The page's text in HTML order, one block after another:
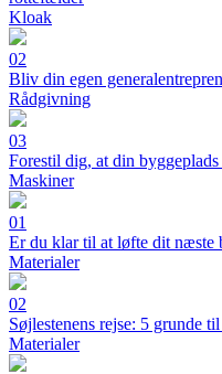
Kloak
02
Bliv din egen
Rådgivning
03
Forestil dig, at din
Maskiner
01
Er du klar til at løfte dit næste
Materialer
02
Søjlestenens rejse: 5 grunde
Materialer